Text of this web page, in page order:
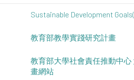
Sustainable Development
教育部教學實踐研究計畫
教育部大學社會責任推動中
畫網站